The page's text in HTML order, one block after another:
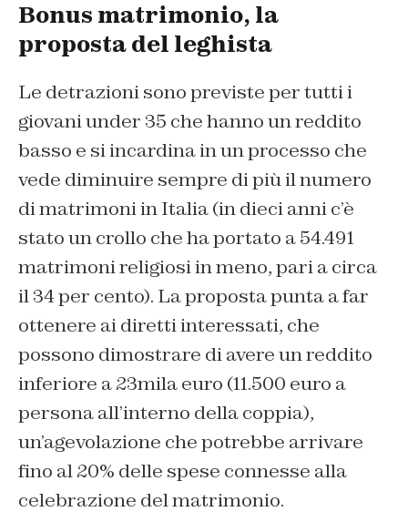
Bonus matrimonio, la
proposta del leghista
Le detrazioni sono previste per tutti i
giovani under 35 che hanno un reddito
basso e si incardina in un processo che
vede diminuire sempre di più il numero
di matrimoni in Italia (in dieci anni c’è
stato un crollo che ha portato a 54.491
matrimoni religiosi in meno, pari a circa
il 34 per cento). La proposta punta a far
ottenere ai diretti interessati, che
possono dimostrare di avere un reddito
inferiore a 23mila euro (11.500 euro a
persona all’interno della coppia),
un’agevolazione che potrebbe arrivare
fino al 20% delle spese connesse alla
celebrazione del matrimonio.